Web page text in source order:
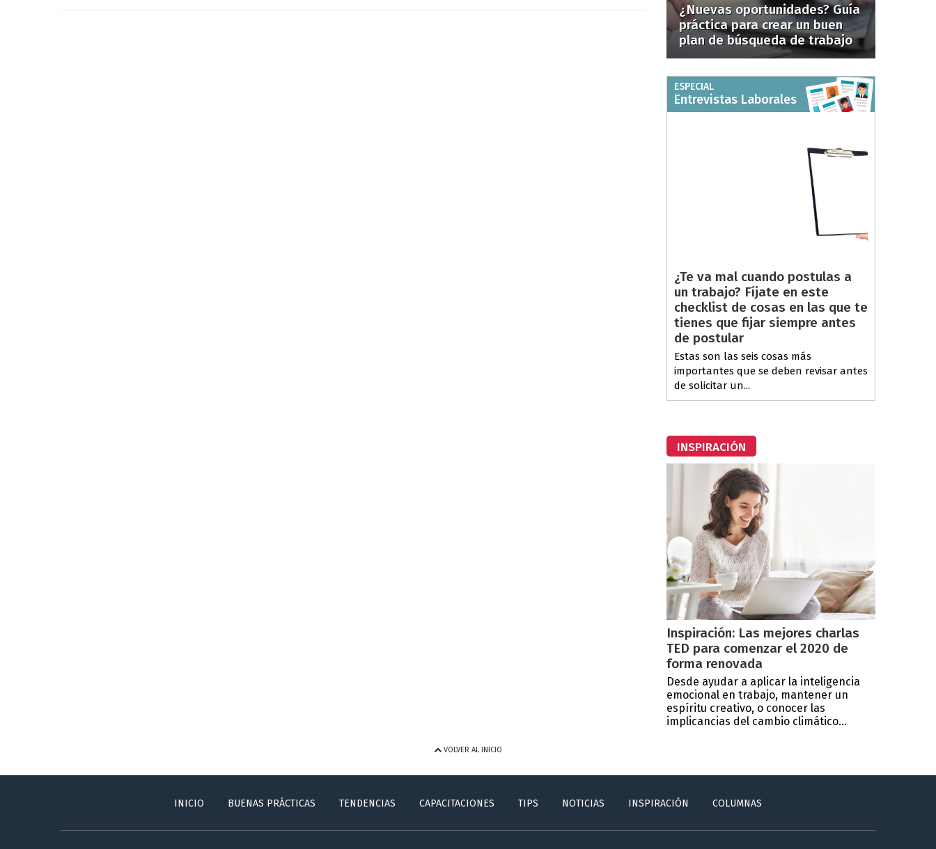
¿Nuevas oportunidades? Guía
práctica para crear un buen
plan de búsqueda de trabajo
ESPECIAL
Entrevistas Laborales
¿Te va mal cuando postulas a
un trabajo? Fíjate en este
checklist de cosas en las que te
tienes que fijar siempre antes
de postular
Estas son las seis cosas más
importantes que se deben revisar antes
de solicitar un...
INSPIRACIÓN
Inspiración: Las mejores charlas
TED para comenzar el 2020 de
forma renovada
Desde ayudar a aplicar la inteligencia
emocional en trabajo, mantener un
espíritu creativo, o conocer las
implicancias del cambio climático...
VOLVER AL INICIO
INICIO BUENAS PRÁCTICAS TENDENCIAS CAPACITACIONES TIPS NOTICIAS INSPIRACIÓN COLUMNAS